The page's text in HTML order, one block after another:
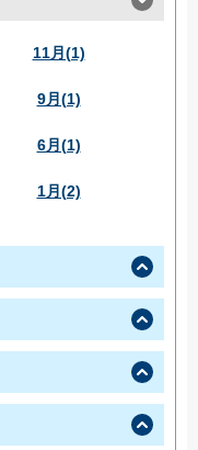
11月(1)
9月(1)
6月(1)
1月(2)